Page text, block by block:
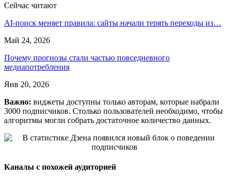
Сейчас читают
AI-поиск меняет правила: сайты начали терять переходы из…
Май 24, 2026
Почему прогнозы стали частью повседневного
медиапотребления
Янв 20, 2026
Важно: виджеты доступны только авторам, которые набрали
3000 подписчиков. Столько пользователей необходимо, чтобы
алгоритмы могли собрать достаточное количество данных.
Каналы с похожей аудиторией